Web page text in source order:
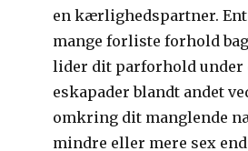
en kærlighedspartner.
mange forliste forhold
lider dit parforhold under
eskapader blandt andet
omkring dit manglende
mindre eller mere sex